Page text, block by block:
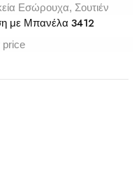
Εσώρουχα, Σουτιέν
με Μπανέλα 3412
price